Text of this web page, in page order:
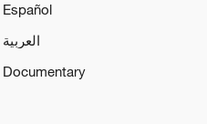
Español
العربية
Documentary